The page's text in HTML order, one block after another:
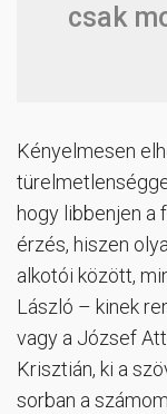
csak
Kényelmesen
hogy libbenjen a
érzés, hiszen
alkotói között,
László – kinek
vagy a József
Krisztián, ki a
sorban a